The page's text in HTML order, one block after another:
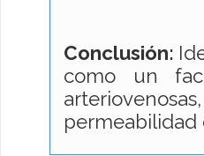
Conclusión:
como un
permeabilidad